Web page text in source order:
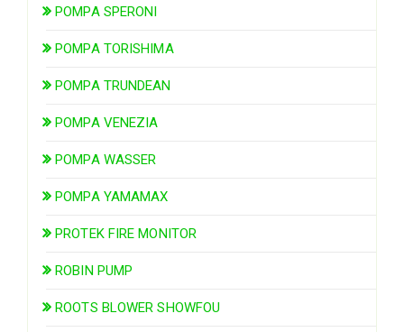
POMPA SPERONI
POMPA TORISHIMA
POMPA TRUNDEAN
POMPA VENEZIA
POMPA WASSER
POMPA YAMAMAX
PROTEK FIRE MONITOR
ROBIN PUMP
ROOTS BLOWER SHOWFOU